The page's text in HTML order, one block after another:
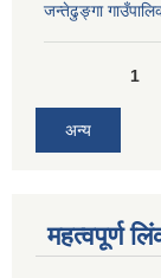
जन्तेढुङ्गा
Pages1
अन्य
महत्वपूर्ण